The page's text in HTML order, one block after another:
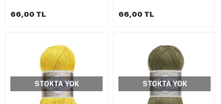
66,00 TL 66,00 TL
STOKTA YOK STOKTA YOK